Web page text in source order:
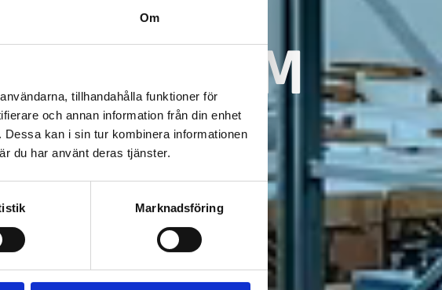
Om
tillhandahålla funktioner för
och annan information från din enhet
kan i sin tur kombinera informationen
du har använt deras tjänster.
Marknadsföring
GENOM
till driftsättning.
smartare, tryggare